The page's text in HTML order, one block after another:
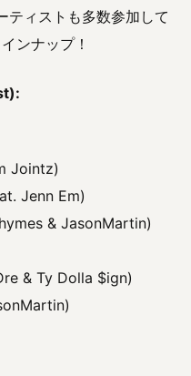
ティストも多数参加して
ンナップ！
Jointz)
Jenn Em)
& JasonMartin)
& Ty Dolla $ign)